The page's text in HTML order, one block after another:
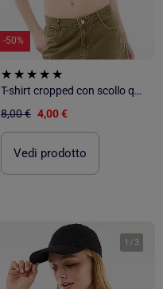
-50%
T-shirt cropped con scollo quadrato sulla schiena
8,00 € 4,00 €
Vedi prodotto
1 / 3